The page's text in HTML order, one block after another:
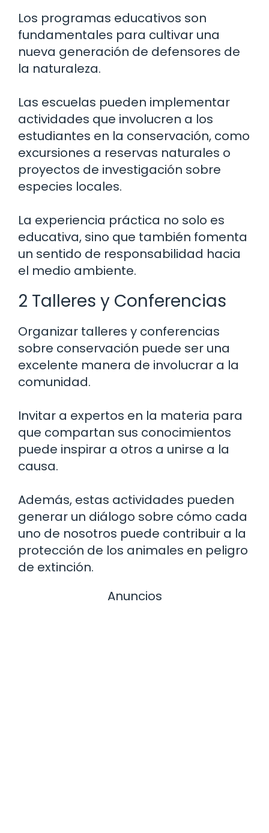
Los programas educativos son
fundamentales para cultivar una
nueva generación de defensores de
la naturaleza.
Las escuelas pueden implementar
actividades que involucren a los
estudiantes en la conservación, como
excursiones a reservas naturales o
proyectos de investigación sobre
especies locales.
La experiencia práctica no solo es
educativa, sino que también fomenta
un sentido de responsabilidad hacia
el medio ambiente.
2 Talleres y Conferencias
Organizar talleres y conferencias
sobre conservación puede ser una
excelente manera de involucrar a la
comunidad.
Invitar a expertos en la materia para
que compartan sus conocimientos
puede inspirar a otros a unirse a la
causa.
Además, estas actividades pueden
generar un diálogo sobre cómo cada
uno de nosotros puede contribuir a la
protección de los animales en peligro
de extinción.
Anuncios